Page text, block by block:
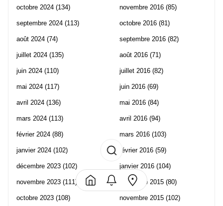
octobre 2024 (134)
septembre 2024 (113)
août 2024 (74)
juillet 2024 (135)
juin 2024 (110)
mai 2024 (117)
avril 2024 (136)
mars 2024 (113)
février 2024 (88)
janvier 2024 (102)
décembre 2023 (102)
novembre 2023 (111)
octobre 2023 (108)
novembre 2016 (85)
octobre 2016 (81)
septembre 2016 (82)
août 2016 (71)
juillet 2016 (82)
juin 2016 (69)
mai 2016 (84)
avril 2016 (94)
mars 2016 (103)
février 2016 (59)
janvier 2016 (104)
décembre 2015 (80)
novembre 2015 (102)